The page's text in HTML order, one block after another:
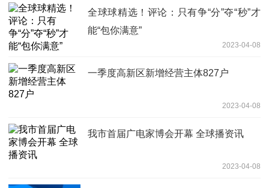
全球球精选！评论：只有争“分”夺“秒”才
能“包你满意”
2023-04-08
一季度高新区新增经营主体827户
2023-04-08
我市首届广电家博会开幕 全球播资讯
2023-04-08